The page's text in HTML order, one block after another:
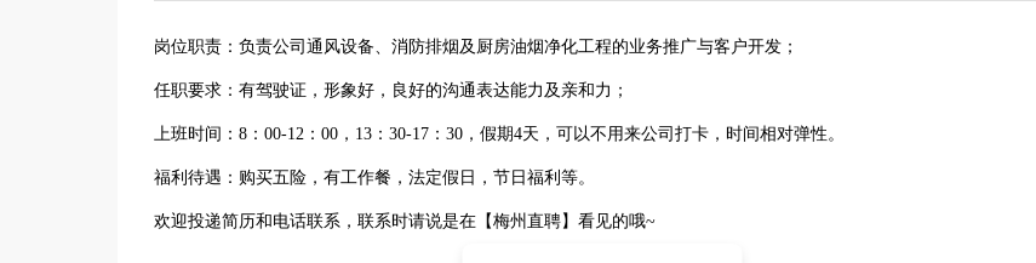
岗位职责：负责公司通风设备、消防排烟及厨房油烟净化工程的业务推广与客户开发；
任职要求：有驾驶证，形象好，良好的沟通表达能力及亲和力；
上班时间：8：00-12：00，13：30-17：30，假期4天，可以不用来公司打卡，时间相对弹性。
福利待遇：购买五险，有工作餐，法定假日，节日福利等。
欢迎投递简历和电话联系，联系时请说是在【梅州直聘】看见的哦~